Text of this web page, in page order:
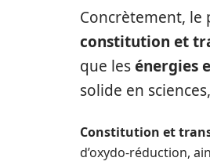
Concrètement,
constitution et
que lesénergies
solide en
Constitution et
d’oxydo-réduction,